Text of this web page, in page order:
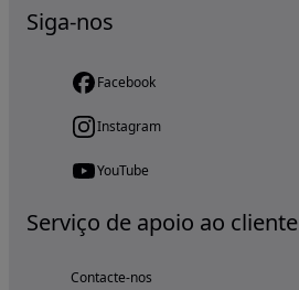
Siga-nos
Facebook
Instagram
YouTube
Serviço de apoio ao cliente
Contacte-nos